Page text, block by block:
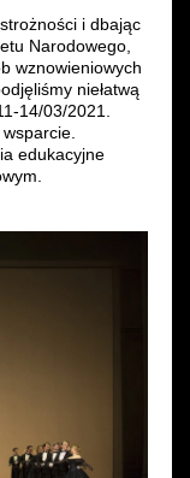
i dbając
Narodowego,
wznowieniowych
niełatwą
14/03/2021.
edukacyjne